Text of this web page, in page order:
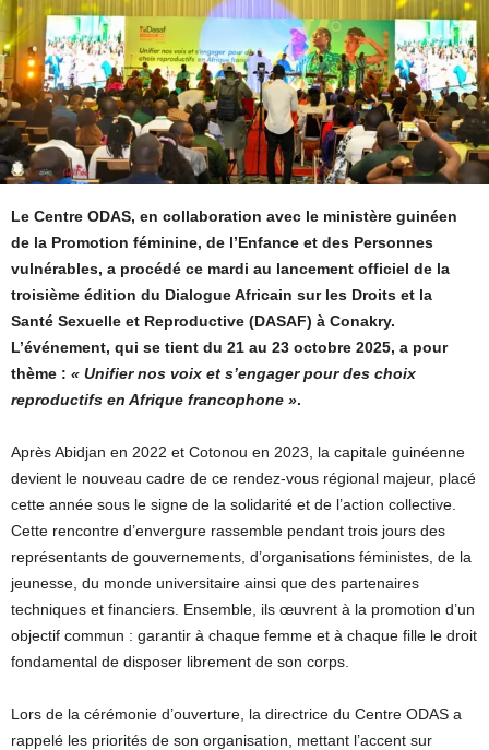
Le Centre ODAS, en collaboration avec le ministère guinéen
de la Promotion féminine, de l’Enfance et des Personnes
vulnérables, a procédé ce mardi au lancement officiel de la
troisième édition du Dialogue Africain sur les Droits et la
Santé Sexuelle et Reproductive (DASAF) à Conakry.
L’événement, qui se tient du 21 au 23 octobre 2025, a pour
thème : « Unifier nos voix et s’engager pour des choix
reproductifs en Afrique francophone ».
Après Abidjan en 2022 et Cotonou en 2023, la capitale guinéenne
devient le nouveau cadre de ce rendez-vous régional majeur, placé
cette année sous le signe de la solidarité et de l’action collective.
Cette rencontre d’envergure rassemble pendant trois jours des
représentants de gouvernements, d’organisations féministes, de la
jeunesse, du monde universitaire ainsi que des partenaires
techniques et financiers. Ensemble, ils œuvrent à la promotion d’un
objectif commun : garantir à chaque femme et à chaque fille le droit
fondamental de disposer librement de son corps.
Lors de la cérémonie d’ouverture, la directrice du Centre ODAS a
rappelé les priorités de son organisation, mettant l’accent sur